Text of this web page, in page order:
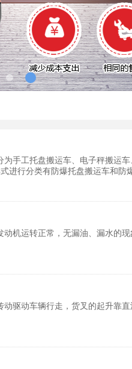
手工托盘搬运车、电子秤搬运
行分类有防爆托盘搬运车和
事项。
机运转正常，无漏油、漏水的
驱动车辆行走，货叉的起升靠